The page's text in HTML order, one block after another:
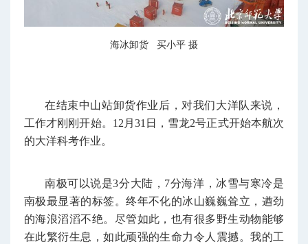
海冰卸货 买小平 摄
在结束中山站卸货作业后，对我们大洋队来说，
工作才刚刚开始。12月31日，雪龙2号正式开始本航次
的大洋科考作业。
南极可以说是3分大陆，7分海洋，冰雪与寒冷是
南极最显著的标签。终年不化的冰山巍巍耸立，遒劲
的海浪滔滔不绝。尽管如此，也有很多野生动物能够
在此繁衍生息，如此顽强的生命力令人震撼。我的工